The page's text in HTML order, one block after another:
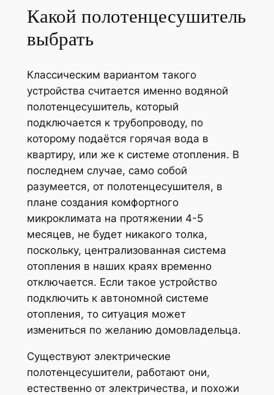
Какой полотенцесушитель
выбрать
Классическим вариантом такого
устройства считается именно водяной
полотенцесушитель, который
подключается к трубопроводу, по
которому подаётся горячая вода в
квартиру, или же к системе отопления. В
последнем случае, само собой
разумеется, от полотенцесушителя, в
плане создания комфортного
микроклимата на протяжении 4-5
месяцев, не будет никакого толка,
поскольку, централизованная система
отопления в наших краях временно
отключается. Если такое устройство
подключить к автономной системе
отопления, то ситуация может
измениться по желанию домовладельца.
Существуют электрические
полотенцесушители, работают они,
естественно от электричества, и похожи